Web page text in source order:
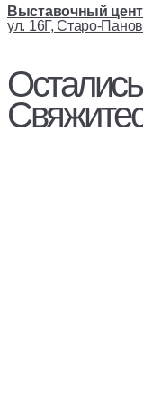
Выставочный
ул. 16Г, Старо-